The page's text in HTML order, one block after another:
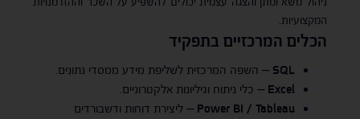
המקצועיות.
הכלים המרכזיים בתפקיד
SQL – השפה המרכזית לשליפת מידע ממסדי נתונים.
Excel – כלי ניתוח וגיליונות אלקטרוניים.
Power BI / Tableau – ליצירת דוחות ודשבורדים